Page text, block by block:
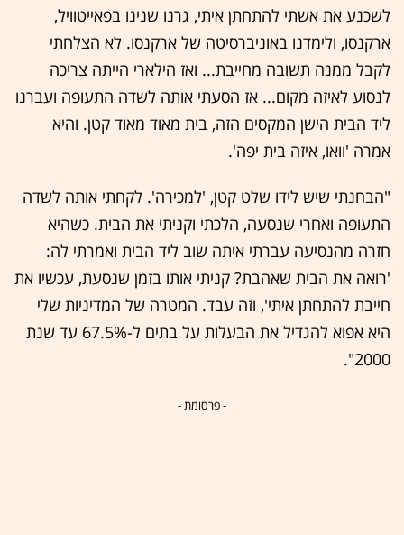
לשכנע את אשתי להתחתן איתי, גרנו שנינו בפאייטוויל,
ארקנסו, ולימדנו באוניברסיטה של ארקנסו. לא הצלחתי
לקבל ממנה תשובה מחייבת... ואז הילארי הייתה צריכה
לנסוע לאיזה מקום... אז הסעתי אותה לשדה התעופה ועברנו
ליד הבית הישן המקסים הזה, בית מאוד מאוד קטן. והיא
אמרה 'וואו, איזה בית יפה'.
"הבחנתי שיש לידו שלט קטן, 'למכירה'. לקחתי אותה לשדה
התעופה ואחרי שנסעה, הלכתי וקניתי את הבית. כשהיא
חזרה מהנסיעה עברתי איתה שוב ליד הבית ואמרתי לה:
'רואה את הבית שאהבת? קניתי אותו בזמן שנסעת, עכשיו את
חייבת להתחתן איתי', וזה עבד. המטרה של המדיניות שלי
היא אפוא להגדיל את הבעלות על בתים ל-67.5% עד שנת
2000".
- פרסומת -